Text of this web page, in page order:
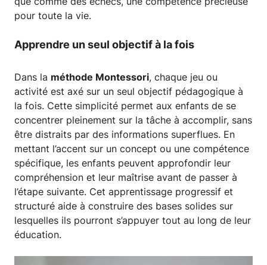
pour toute la vie.
Apprendre un seul objectif à la fois
Dans la méthode Montessori, chaque jeu ou
activité est axé sur un seul objectif pédagogique à
la fois. Cette simplicité permet aux enfants de se
concentrer pleinement sur la tâche à accomplir, sans
être distraits par des informations superflues. En
mettant l’accent sur un concept ou une compétence
spécifique, les enfants peuvent approfondir leur
compréhension et leur maîtrise avant de passer à
l’étape suivante. Cet apprentissage progressif et
structuré aide à construire des bases solides sur
lesquelles ils pourront s’appuyer tout au long de leur
éducation.